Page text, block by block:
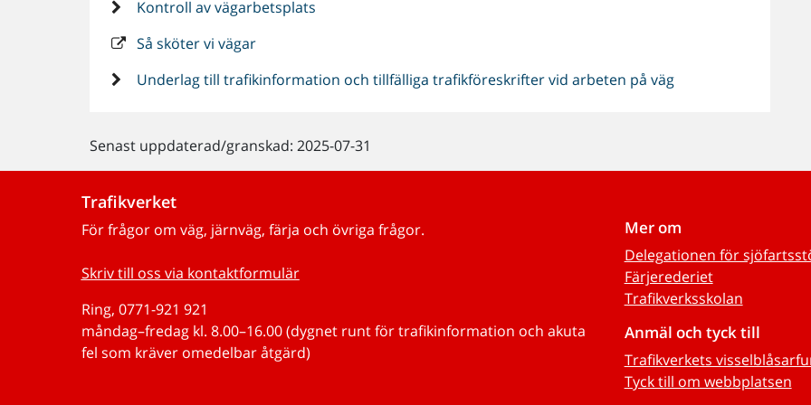
Kontroll av vägarbetsplats
Så sköter vi vägar
Underlag till trafikinformation och tillfälliga trafikföreskrifter vid arbeten på väg
Senast uppdaterad/granskad: 2025-07-31
Trafikverket
För frågor om väg, järnväg, färja och övriga frågor.
Skriv till oss via kontaktformulär
Ring, 0771-921 921
måndag–fredag kl. 8.00–16.00 (dygnet runt för trafikinformation och akuta
fel som kräver omedelbar åtgärd)
Mer om
Delegationen för
Färjerederiet
Trafikverksskolan
Anmäl och tyck till
Trafikverkets
Tyck till om webbplatsen